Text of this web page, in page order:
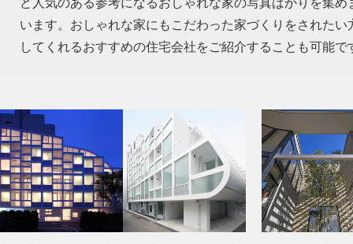
ど人気のある参考になるおしゃれな家の写真ばかりを集
います。おしゃれな家にもこだわった家づくりをされた
してくれるおすすめの住宅会社をご紹介することも可能で